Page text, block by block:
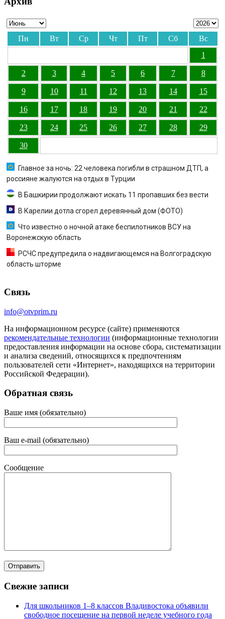
Пн Вт Ср Чт Пт Сб
Вс
1
2 3 4 5 6 7 8
9 10 11 12 13 14 15
16 17 18 19 20 21 22
23 24 25 26 27 28 29
30
Главное за ночь: 22 человека погибли в страшном ДТП, а
россияне жалуются на отдых в Турции
В Башкирии продолжают искать 11 пропавших без вести
В Карелии дотла сгорел деревянный дом (ФОТО)
Что известно о ночной атаке беспилотников ВСУ на
Воронежскую область
РСЧС предупредила о надвигающемся на Волгоградскую
область шторме
Связь
info@otvprim.ru
На информационном ресурсе (сайте) применяются
рекомендательные технологии (информационные технологии
предоставления информации на основе сбора, систематизации
и анализа сведений, относящихся к предпочтениям
пользователей сети «Интернет», находящихся на территории
Российской Федерации).
Обратная связь
Ваше имя (обязательно)
Ваш e-mail (обязательно)
Сообщение
Свежие записи
Для школьников 1–8 классов Владивостока объявили
свободное посещение на первой неделе учебного года